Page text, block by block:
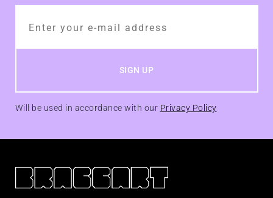
Will be used in accordance with our Privacy Policy